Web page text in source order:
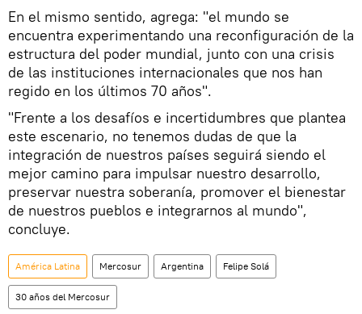
En el mismo sentido, agrega: "el mundo se
encuentra experimentando una reconfiguración de la
estructura del poder mundial, junto con una crisis
de las instituciones internacionales que nos han
regido en los últimos 70 años".
"Frente a los desafíos e incertidumbres que plantea
este escenario, no tenemos dudas de que la
integración de nuestros países seguirá siendo el
mejor camino para impulsar nuestro desarrollo,
preservar nuestra soberanía, promover el bienestar
de nuestros pueblos e integrarnos al mundo",
concluye.
América Latina Mercosur Argentina Felipe Solá
30 años del Mercosur